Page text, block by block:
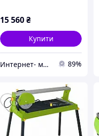
15 560₴
Купити
Интернет- магазин "AKB-OK" 89%